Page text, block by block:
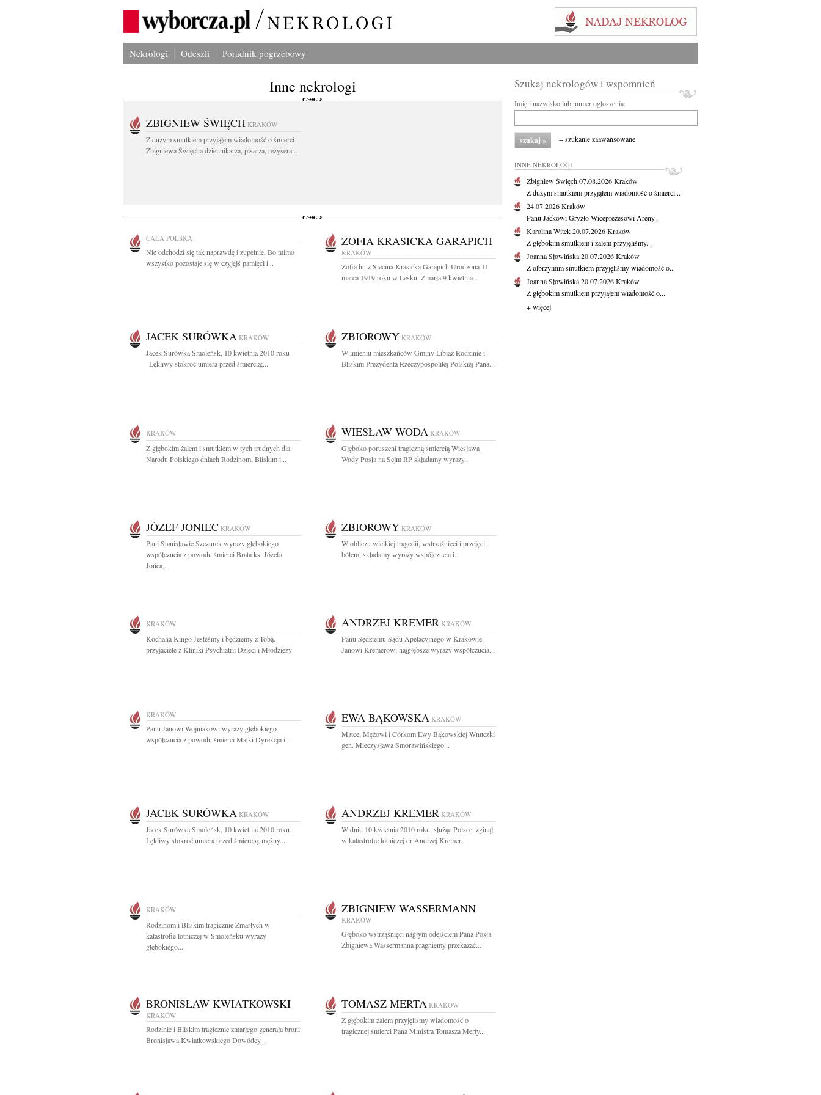
Nekrologi Odeszli Poradnik pogrzebowy
Inne nekrologi
ZBIGNIEW ŚWIĘCH KRAKÓW
Z dużym smutkiem przyjąłem wiadomość o śmierci
Zbigniewa Święcha dziennikarza, pisarza, reżysera...
CAŁA POLSKA
Nie odchodzi się tak naprawdę i zupełnie, Bo mimo
wszystko pozostaje się w czyjejś pamięci i...
ZOFIA KRASICKA GARAPICH
KRAKÓW
Zofia hr. z Siecina Krasicka Garapich Urodzona 11
marca 1919 roku w Lesku. Zmarła 9 kwietnia...
JACEK SURÓWKA KRAKÓW
Jacek Surówka Smoleńsk, 10 kwietnia 2010 roku
"Lękliwy stokroć umiera przed śmiercią;...
ZBIOROWY KRAKÓW
W imieniu mieszkańców Gminy Libiąż Rodzinie i
Bliskim Prezydenta Rzeczypospolitej Polskiej Pana...
KRAKÓW
Z głębokim żalem i smutkiem w tych trudnych dla
Narodu Polskiego dniach Rodzinom, Bliskim i...
WIESŁAW WODA KRAKÓW
Głęboko poruszeni tragiczną śmiercią Wiesława
Wody Posła na Sejm RP składamy wyrazy...
JÓZEF JONIEC KRAKÓW
Pani Stanisławie Szczurek wyrazy głębokiego
współczucia z powodu śmierci Brata ks. Józefa
Jońca,...
ZBIOROWY KRAKÓW
W obliczu wielkiej tragedii, wstrząśnięci i przejęci
bólem, składamy wyrazy współczucia i...
KRAKÓW
Kochana Kingo Jesteśmy i będziemy z Tobą.
przyjaciele z Kliniki Psychiatrii Dzieci i Młodzieży
ANDRZEJ KREMER KRAKÓW
Panu Sędziemu Sądu Apelacyjnego w Krakowie
Janowi Kremerowi najgłębsze wyrazy współczucia...
KRAKÓW
Panu Janowi Wojniakowi wyrazy głębokiego
współczucia z powodu śmierci Matki Dyrekcja i...
EWA BĄKOWSKA KRAKÓW
Matce, Mężowi i Córkom Ewy Bąkowskiej Wnuczki
gen. Mieczysława Smorawińskiego...
JACEK SURÓWKA KRAKÓW
Jacek Surówka Smoleńsk, 10 kwietnia 2010 roku
Lękliwy stokroć umiera przed śmiercią; mężny...
ANDRZEJ KREMER KRAKÓW
W dniu 10 kwietnia 2010 roku, służąc Polsce, zginął
w katastrofie lotniczej dr Andrzej Kremer...
KRAKÓW
Rodzinom i Bliskim tragicznie Zmarłych w
katastrofie lotniczej w Smoleńsku wyrazy
głębokiego...
ZBIGNIEW WASSERMANN
KRAKÓW
Głęboko wstrząśnięci nagłym odejściem Pana Posła
Zbigniewa Wassermanna pragniemy przekazać...
BRONISŁAW KWIATKOWSKI
KRAKÓW
Rodzinie i Bliskim tragicznie zmarłego generała broni
Bronisława Kwiatkowskiego Dowódcy...
TOMASZ MERTA KRAKÓW
Z głębokim żalem przyjęliśmy wiadomość o
tragicznej śmierci Pana Ministra Tomasza Merty...
Szukaj nekrologów i wspomnień
Imię i nazwisko lub numer ogłoszenia:
+ szukanie zaawansowane
INNE NEKROLOGI
Zbigniew Święch07.08.2026Kraków
Z dużym smutkiem przyjąłem wiadomość o śmierci...
24.07.2026Kraków
Panu Jackowi Gryzło Wiceprezesowi Areny...
Karolina Witek20.07.2026Kraków
Z głębokim smutkiem i żalem przyjęliśmy...
Joanna Słowińska20.07.2026Kraków
Z olbrzymim smutkiem przyjęliśmy wiadomość o...
Joanna Słowińska20.07.2026Kraków
Z głębokim smutkiem przyjąłem wiadomość o...
+ więcej